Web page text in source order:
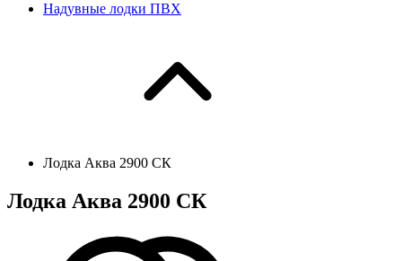
Надувные лодки ПВХ
Лодка Аква 2900 СК
Лодка Аква 2900 СК